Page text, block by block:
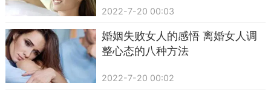
2022-7-20 00:03
婚姻失败女人的感悟 离婚女人调
整心态的八种方法
2022-7-20 00:02